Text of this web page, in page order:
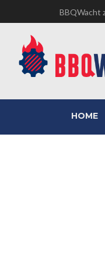
BBQWacht
HOME